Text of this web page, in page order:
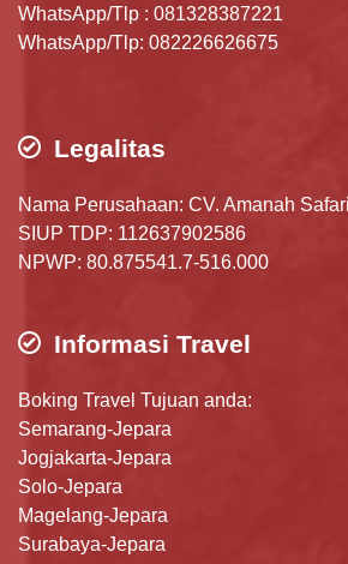
WhatsApp/Tlp : 081328387221
WhatsApp/Tlp: 082226626675
Legalitas
Nama Perusahaan: CV. Amanah Safari
SIUP TDP: 112637902586
NPWP: 80.875541.7-516.000
Informasi Travel
Boking Travel Tujuan anda:
Semarang-Jepara
Jogjakarta-Jepara
Solo-Jepara
Magelang-Jepara
Surabaya-Jepara